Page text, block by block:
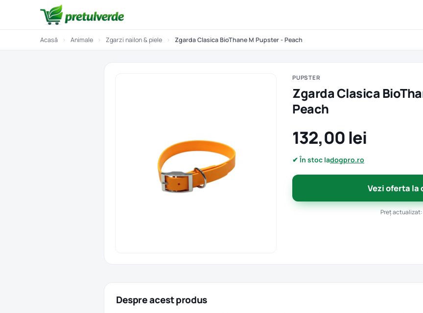
Acasă › Animale › Zgarzi nailon & piele › Zgarda Clasica BioThane M Pupster - Peach
PUPSTER
Zgarda Clasica
Peach
132,00 lei
✔ În stoc ladogpro.ro
Vezi oferta la
Preț
Despre acest produs